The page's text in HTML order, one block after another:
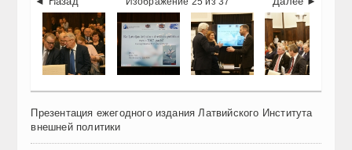
Презентация ежегодного издания Латвийского Института
внешней политики